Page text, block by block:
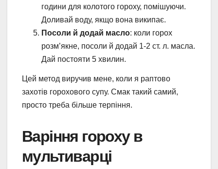
години для колотого гороху, помішуючи.
Доливай воду, якщо вона википає.
Посоли й додай масло: коли горох
розм’якне, посоли й додай 1-2 ст. л. масла.
Дай постояти 5 хвилин.
Цей метод виручив мене, коли я раптово
захотів горохового супу. Смак такий самий,
просто треба більше терпіння.
Варіння гороху в
мультиварці